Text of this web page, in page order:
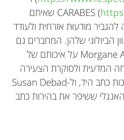
CARABES ( ) שאיתם
מוּדעוּת אזרחית ולעודד
הביולוגי שלהן. המחברים גם
מודים ל-Morgane Arietta Ganault על איכותם של
המדעית ולסוקרת הצעירה
על הצעותיהם לשיפור איכות כתב היד, ול-Susan Debad
ששיפר את בהירות כתב